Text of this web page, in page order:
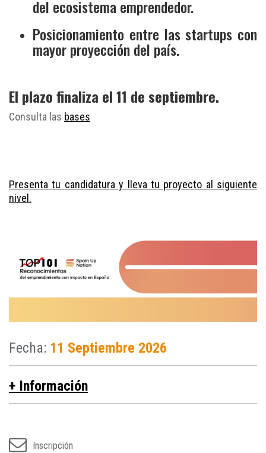
del ecosistema emprendedor.
Posicionamiento entre las startups con
mayor proyección del país.
El plazo finaliza el 11 de septiembre.
Consulta las bases
Presenta tu candidatura y lleva tu proyecto al siguiente
nivel.
Fecha: 11 Septiembre 2026
+ Información
Inscripción